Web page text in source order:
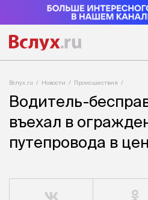
Вслух.ru Новости Происшествия
Водитель-
въехал в
путепровода в